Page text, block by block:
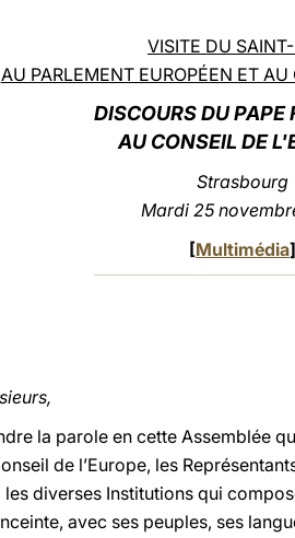
VISITE DU SAINT-
AU PARLEMENT EUROPÉEN ET
DISCOURS DU PAPE
AU CONSEIL DE
Strasbourg
Mardi 25
[Multimédia]
la parole en cette Assemblée
de l’Europe, les
diverses Institutions qui
avec ses peuples, ses